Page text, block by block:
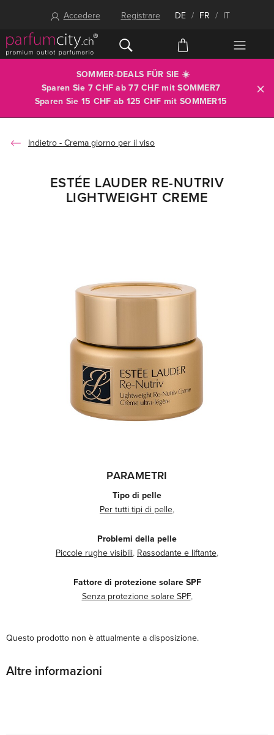
Accedere Registrare DE / FR / IT
SOMMER-DEALS FÜR SIE ☀️
Sparen Sie 7 CHF ab 77 CHF mitSOMMER7
Sparen Sie 15 CHF ab 125 CHF mit SOMMER15
Crema giorno per il viso
ESTÉE LAUDER RE-NUTRIV
LIGHTWEIGHT CREME
PARAMETRI
Tipo di pelle
Per tutti tipi di pelle,
Problemi della pelle
Piccole rughe visibili, Rassodante e liftante,
Fattore di protezione solare SPF
Senza protezione solare SPF,
Questo prodotto non è attualmente a disposizione.
Altre informazioni